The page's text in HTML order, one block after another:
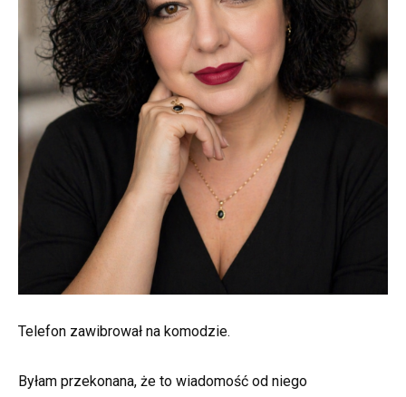
Telefon zawibrował na komodzie.
Byłam przekonana, że to wiadomość od niego